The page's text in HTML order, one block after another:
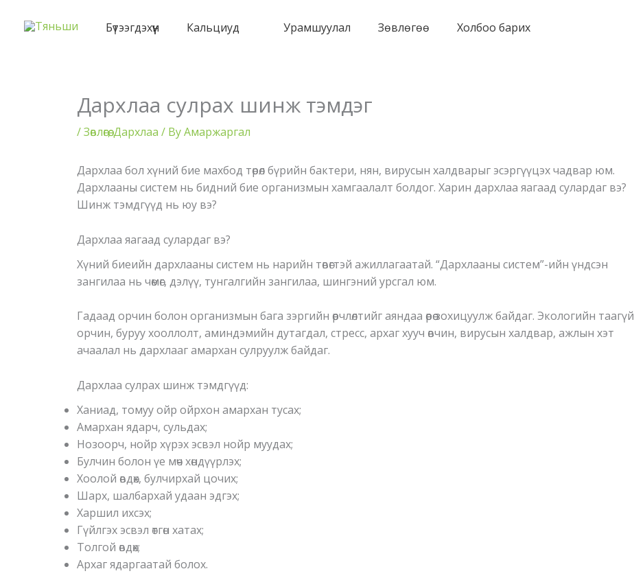
Бүтээгдэхүүн Кальциуд Урамшуулал Зөвлөгөө Холбоо барих
Дархлаа сулрах шинж тэмдэг
/Зөвлөгөө,Дархлаа / ByАмаржаргал
Дархлаа бол хүний бие махбод төрөл бүрийн бактери, нян, вирусын халдварыг эсэргүүцэх чадвар юм.
Дархлааны систем нь бидний бие организмын хамгаалалт болдог. Харин дархлаа яагаад сулардаг вэ?
Шинж тэмдгүүд нь юу вэ?
Дархлаа яагаад сулардаг вэ?
Хүний биеийн дархлааны систем нь нарийн төвөгтэй ажиллагаатай. “Дархлааны систем”-ийн үндсэн
зангилаа нь чөмөг, дэлүү, тунгалгийн зангилаа, шингэний урсгал юм.
Гадаад орчин болон организмын бага зэргийн өөрчлөлтийг аяндаа өөрөө зохицуулж байдаг. Экологийн таагүй
орчин, буруу хооллолт, аминдэмийн дутагдал, стресс, архаг хууч өвчин, вирусын халдвар, ажлын хэт
ачаалал нь дархлааг амархан сулруулж байдаг.
Дархлаа сулрах шинж тэмдгүүд:
Ханиад, томуу ойр ойрхон амархан тусах;
Амархан ядарч, сульдах;
Нозоорч, нойр хүрэх эсвэл нойр муудах;
Булчин болон үе мөч хөндүүрлэх;
Хоолой өвдөх, булчирхай цочих;
Шарх, шалбархай удаан эдгэх;
Харшил ихсэх;
Гүйлгэх эсвэл өтгөн хатах;
Толгой өвдөх;
Архаг ядаргаатай болох.